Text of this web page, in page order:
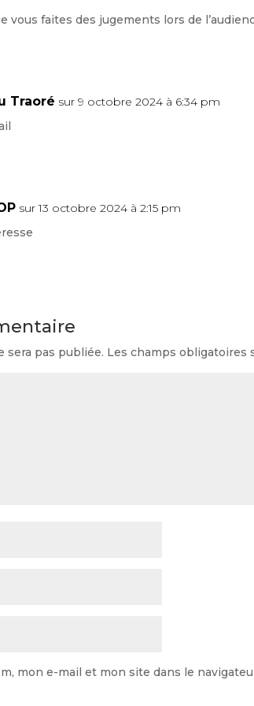
vous faites des jugements lors de
Traoré sur 9 octobre 2024 à 6:34 pm
sur 13 octobre 2024 à 2:15 pm
sera pas publiée. Les champs obligatoires
mon e-mail et mon site dans le